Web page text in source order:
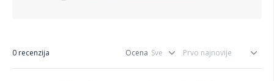
0 recenzija Ocena